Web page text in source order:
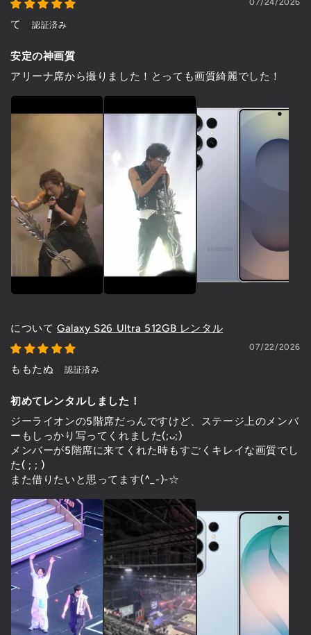
て
安定の神画質
アリーナ席から撮りました！とっても画質綺麗でした！
Galaxy S26 Ultra 512GB レンタル
07/22/2026
ももたぬ
初めてレンタルしました！
ジーライオンの5階席だっんですけど、ステージ上のメンバ
ーもしっかり写ってくれました(;ᴗ;)
メンバーが5階席に来てくれた時もすごくキレイな画質でし
た( ; ; )
また借りたいと思ってます(^_-)-☆